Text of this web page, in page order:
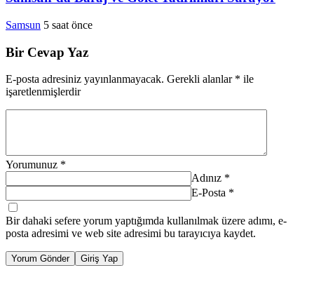
Samsun 5 saat önce
Bir Cevap Yaz
E-posta adresiniz yayınlanmayacak. Gerekli alanlar * ile
işaretlenmişlerdir
Yorumunuz *
Adınız *
E-Posta *
Bir dahaki sefere yorum yaptığımda kullanılmak üzere adımı, e-
posta adresimi ve web site adresimi bu tarayıcıya kaydet.
Yorum Gönder Giriş Yap